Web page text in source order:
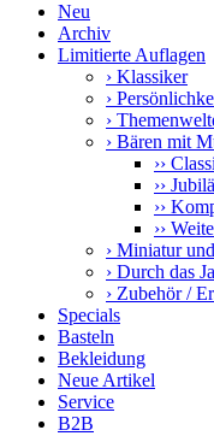
Neu
Archiv
Limitierte Auflagen
› Klassiker
›
›
› Bären mit
››
››
››
››
› Miniatur
› Durch das
› Zubehör /
Specials
Basteln
Bekleidung
Neue Artikel
Service
B2B